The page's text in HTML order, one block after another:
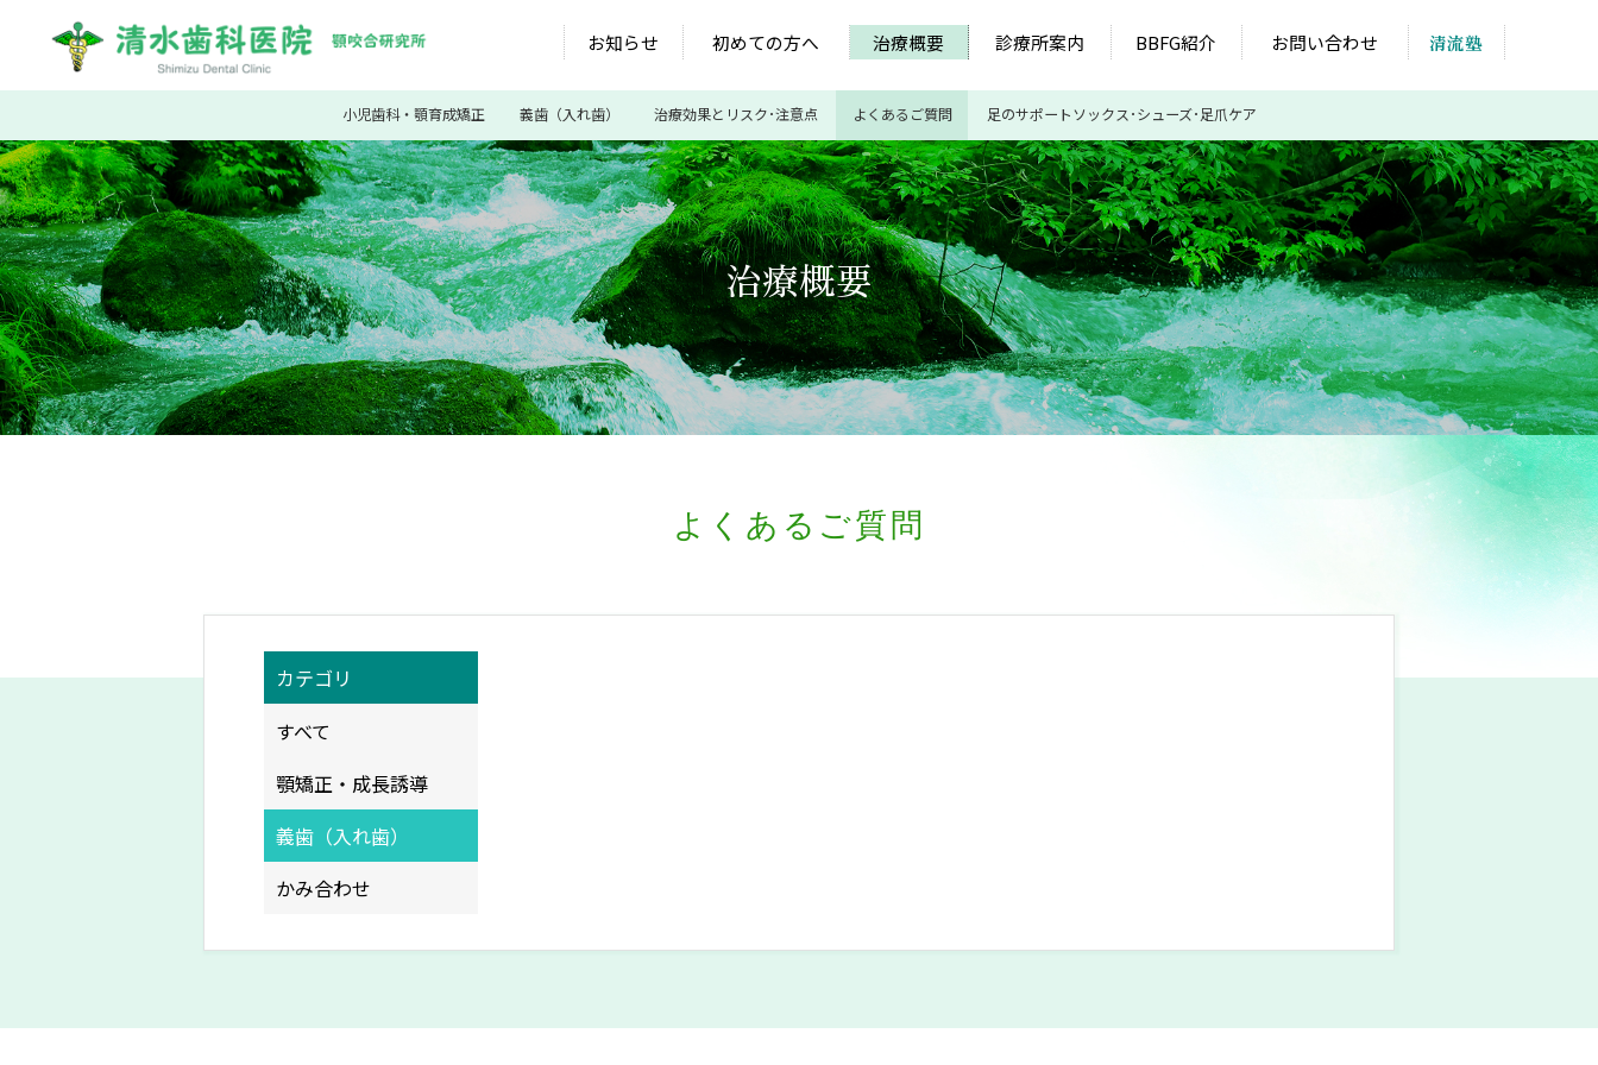
お知らせ 初めての方へ 治療概要 診療所案内 BBFG紹介 お問い合わせ 清流塾
小児歯科・顎育成矯正 義歯（入れ歯） 治療効果とリスク･注意点 よくあるご質問 足のサポートソックス･シューズ･足爪ケア
治療概要
よくあるご質問
カテゴリ
すべて
顎矯正・成長誘導
義歯（入れ歯）
かみ合わせ